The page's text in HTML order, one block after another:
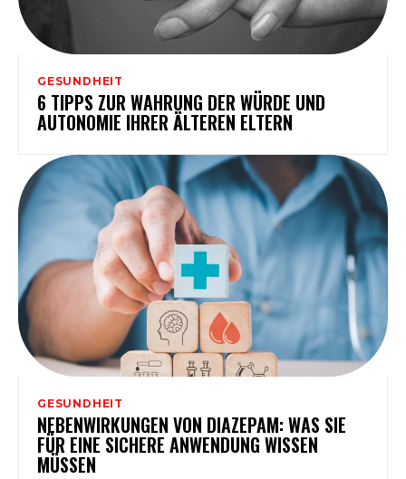
GESUNDHEIT
6 TIPPS ZUR WAHRUNG DER WÜRDE UND
AUTONOMIE IHRER ÄLTEREN ELTERN
GESUNDHEIT
NEBENWIRKUNGEN VON DIAZEPAM: WAS SIE
FÜR EINE SICHERE ANWENDUNG WISSEN
MÜSSEN